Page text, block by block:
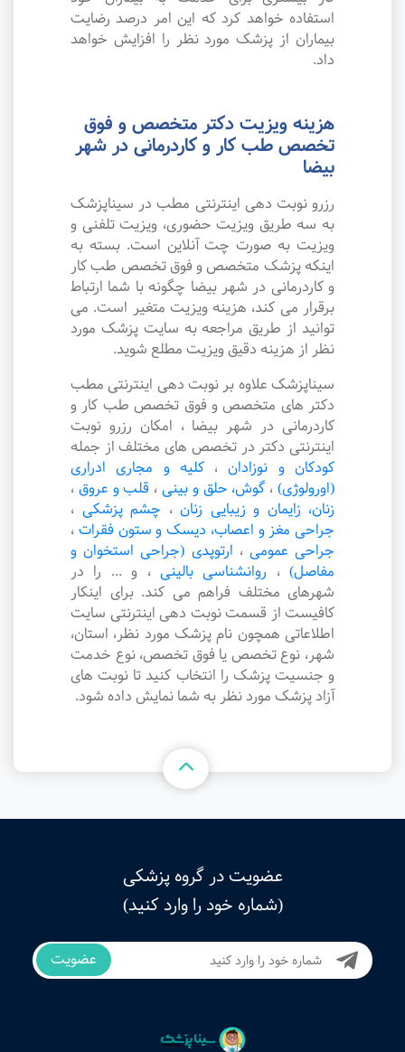
استفاده خواهد کرد که این امر درصد رضایت
بیماران از پزشک مورد نظر را افزایش خواهد
داد.
هزینه ویزیت دکتر متخصص و فوق
تخصص طب کار و کاردرمانی در شهر
بیضا
رزرو نوبت دهی اینترنتی مطب در سیناپزشک
به سه طریق ویزیت حضوری، ویزیت تلفنی و
ویزیت به صورت چت آنلاین است. بسته به
اینکه پزشک متخصص و فوق تخصص طب کار
و کاردرمانی در شهر بیضا چگونه با شما ارتباط
برقرار می کند، هزینه ویزیت متغیر است. می
توانید از طریق مراجعه به سایت پزشک مورد
نظر از هزینه دقیق ویزیت مطلع شوید.
سیناپزشک علاوه بر نوبت دهی اینترنتی مطب
دکتر های متخصص و فوق تخصص طب کار و
کاردرمانی در شهر بیضا ، امکان رزرو نوبت
اینترنتی دکتر در تخصص های مختلف از جمله
کودکان و نوزادان ،کلیه و مجاری ادراری
(اورولوژی) ، گوش، حلق و بینی ، قلب و عروق ،
زنان، زایمان و زیبایی زنان ، چشم پزشکی ،
جراحی مغز و اعصاب، دیسک و ستون فقرات ،
جراحی عمومی ، ارتوپدی (جراحی استخوان و
مفاصل) ، روانشناسی بالینی ، و ... را در
شهرهای مختلف فراهم می کند. برای اینکار
کافیست از قسمت نوبت دهی اینترنتی سایت
اطلاعاتی همچون نام پزشک مورد نظر، استان،
شهر، نوع تخصص یا فوق تخصص، نوع خدمت
و جنسیت پزشک را انتخاب کنید تا نوبت های
آزاد پزشک مورد نظر به شما نمایش داده شود.
عضویت در گروه پزشکی
(شماره خود را وارد کنید)
عضویت